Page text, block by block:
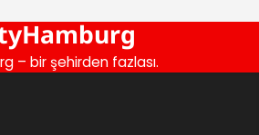
– bir şehirden fazlası.